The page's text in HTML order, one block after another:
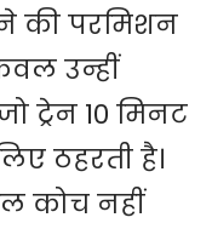
की परमिशन
उन्हीं
ट्रेन 10 मिनट
ठहरती है।
कोच नहीं